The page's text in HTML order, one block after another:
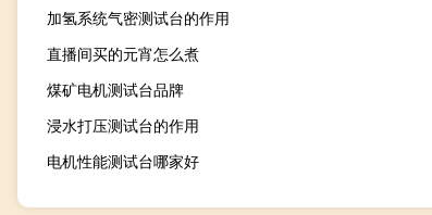
加氢系统气密测试台的作用
直播间买的元宵怎么煮
煤矿电机测试台品牌
浸水打压测试台的作用
电机性能测试台哪家好